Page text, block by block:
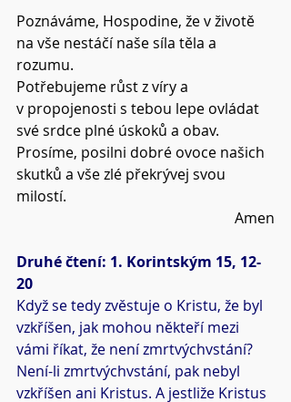
Poznáváme, Hospodine, že v životě
na vše nestáčí naše síla těla a
rozumu.
Potřebujeme růst z víry a
v propojenosti s tebou lepe ovládat
své srdce plné úskoků a obav.
Prosíme, posilni dobré ovoce našich
skutků a vše zlé překrývej svou
milostí.
Amen
Druhé čtení: 1. Korintským 15, 12-
20
Když se tedy zvěstuje o Kristu, že byl
vzkříšen, jak mohou někteří mezi
vámi říkat, že není zmrtvýchvstání?
Není-li zmrtvýchvstání, pak nebyl
vzkříšen ani Kristus. A jestliže Kristus